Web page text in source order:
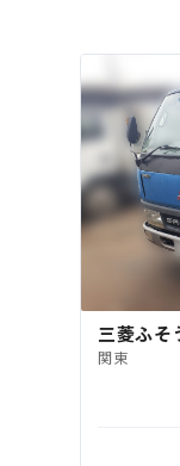
三菱ふそ
関東